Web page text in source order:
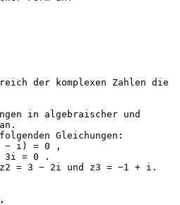
der komplexen Zahlen die
in algebraischer und
Gleichungen:
− i) = 0 ,
3i = 0 .
= 3 − 2i und z3 = −1 + i.